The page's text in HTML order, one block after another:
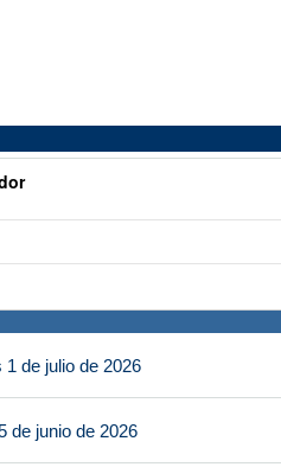
de julio de 2026
de junio de 2026